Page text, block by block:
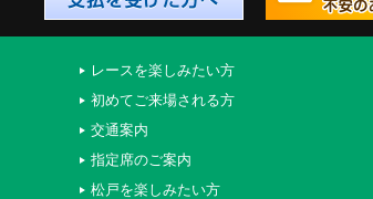
レースを楽しみたい方
初めてご来場される方
交通案内
指定席のご案内
松戸を楽しみたい方